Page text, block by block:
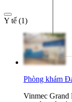
Y tế (1)
Phòng khám
Vinmec Grand